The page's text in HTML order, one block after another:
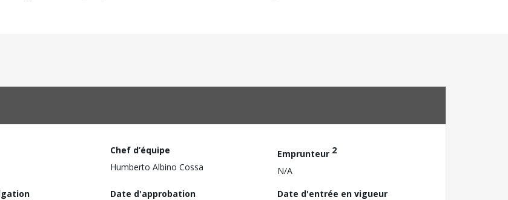
Chef d’équipe
Humberto Albino Cossa
Emprunteur 2
N/A
Date d'approbation
Date d'entrée en vigueur